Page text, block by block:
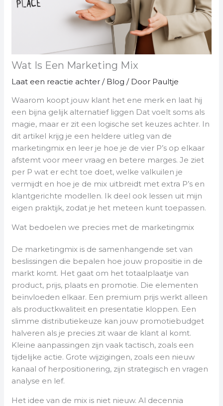
Wat Is Een Marketing Mix
Laat een reactie achter / Blog / Door Paultje
Waarom koopt jouw klant het ene merk en laat hij
een bijna gelijk alternatief liggen Dat voelt soms als
magie, maar er zit een logische set keuzes achter. In
dit artikel krijg je een heldere uitleg van de
marketingmix en leer je hoe je de vier P’s op elkaar
afstemt voor meer vraag en betere marges. Je ziet
per P wat er echt toe doet, welke valkuilen je
vermijdt en hoe je de mix uitbreidt met extra P’s en
klantgerichte modellen. Ik deel ook lessen uit mijn
eigen praktijk, zodat je het meteen kunt toepassen.
Wat bedoelen we precies met de marketingmix
De marketingmix is de samenhangende set van
beslissingen die bepalen hoe jouw propositie in de
markt komt. Het gaat om het totaalplaatje van
product, prijs, plaats en promotie. Die elementen
beïnvloeden elkaar. Een premium prijs werkt alleen
als productkwaliteit en presentatie kloppen. Een
slimme distributiekeuze kan jouw promotiebudget
halveren als je precies zit waar de klant al komt.
Kleine aanpassingen zijn vaak tactisch, zoals een
tijdelijke actie. Grote wijzigingen, zoals een nieuw
kanaal of herpositionering, zijn strategisch en vragen
analyse en lef.
Het idee van de mix is niet nieuw. Al decennia